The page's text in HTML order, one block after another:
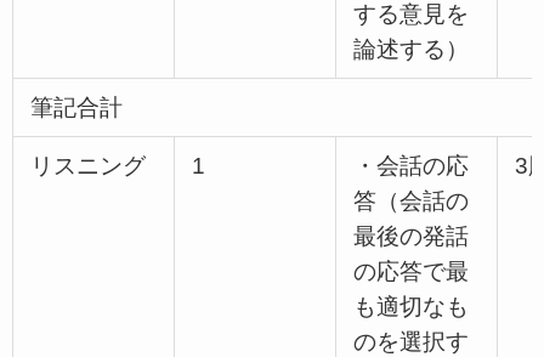
する意見を
論述する）
筆記合計
リスニング 1
・会話の応
答（会話の
最後の発話
の応答で最
も適切なも
のを選択す
3